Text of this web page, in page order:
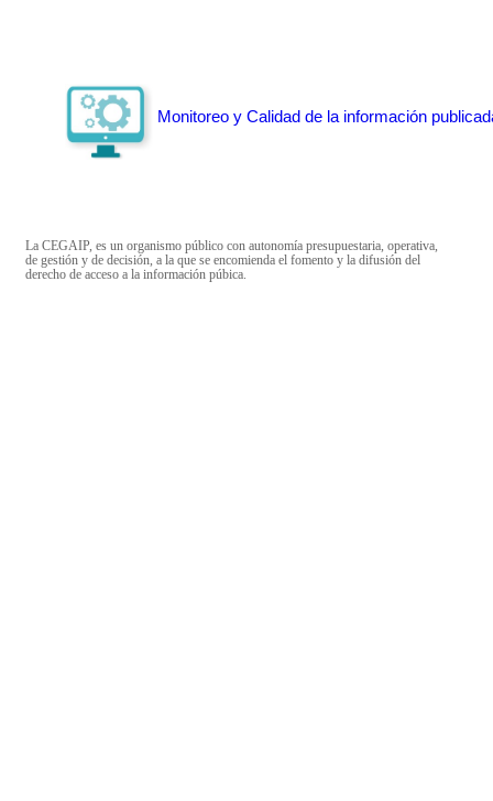
Monitoreo y Calidad de la información
La CEGAIP, es un organismo público con autonomía presupuestaria, operativa,
de gestión y de decisión, a la que se encomienda el fomento y la difusión del
derecho de acceso a la información púbica.